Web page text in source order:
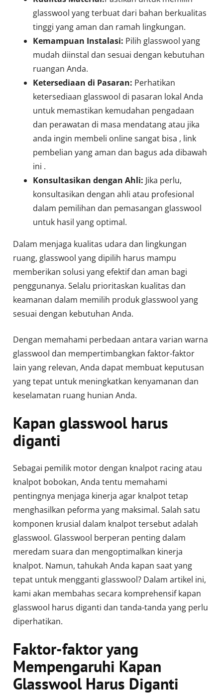
glasswool yang terbuat dari bahan berkualitas
tinggi yang aman dan ramah lingkungan.
Kemampuan Instalasi: Pilih glasswool yang
mudah diinstal dan sesuai dengan kebutuhan
ruangan Anda.
Ketersediaan di Pasaran: Perhatikan
ketersediaan glasswool di pasaran lokal Anda
untuk memastikan kemudahan pengadaan
dan perawatan di masa mendatang atau jika
anda ingin membeli online sangat bisa , link
pembelian yang aman dan bagus ada dibawah
ini .
Konsultasikan dengan Ahli: Jika perlu,
konsultasikan dengan ahli atau profesional
dalam pemilihan dan pemasangan glasswool
untuk hasil yang optimal.
Dalam menjaga kualitas udara dan lingkungan
ruang, glasswool yang dipilih harus mampu
memberikan solusi yang efektif dan aman bagi
penggunanya. Selalu prioritaskan kualitas dan
keamanan dalam memilih produk glasswool yang
sesuai dengan kebutuhan Anda.
Dengan memahami perbedaan antara varian warna
glasswool dan mempertimbangkan faktor-faktor
lain yang relevan, Anda dapat membuat keputusan
yang tepat untuk meningkatkan kenyamanan dan
keselamatan ruang hunian Anda.
Kapan glasswool harus
diganti
Sebagai pemilik motor dengan knalpot racing atau
knalpot bobokan, Anda tentu memahami
pentingnya menjaga kinerja agar knalpot tetap
menghasilkan peforma yang maksimal. Salah satu
komponen krusial dalam knalpot tersebut adalah
glasswool. Glasswool berperan penting dalam
meredam suara dan mengoptimalkan kinerja
knalpot. Namun, tahukah Anda kapan saat yang
tepat untuk mengganti glasswool? Dalam artikel ini,
kami akan membahas secara komprehensif kapan
glasswool harus diganti dan tanda-tanda yang perlu
diperhatikan.
Faktor-faktor yang
Mempengaruhi Kapan
Glasswool Harus Diganti